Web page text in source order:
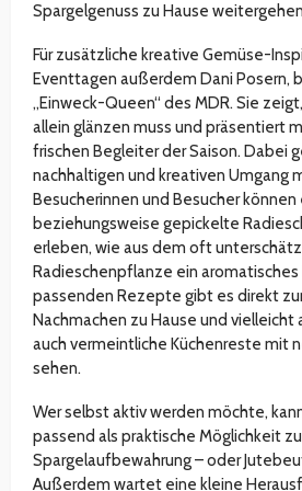
Spargelgenuss zu Hause
Für zusätzliche kreative Gemüse-
Eventtagen außerdem Dani Posern,
„Einweck-Queen“ des MDR. Sie
allein glänzen muss und präsentiert
frischen Begleiter der Saison. Dabei
nachhaltigen und kreativen Umgang
Besucherinnen und Besucher
beziehungsweise gepickelte
erleben, wie aus dem oft
Radieschenpflanze ein
passenden Rezepte gibt es direkt
Nachmachen zu Hause und vielleicht
auch vermeintliche Küchenreste mit
sehen.
Wer selbst aktiv werden möchte,
passend als praktische Möglichkeit
Spargelaufbewahrung – oder
Außerdem wartet eine kleine